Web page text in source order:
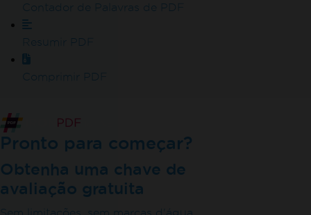
Contador de Palavras de PDF
Resumir PDF
Comprimir PDF
Pronto para começar?
Obtenha uma chave de
avaliação gratuita
Sem limitações, sem marcas d'água.